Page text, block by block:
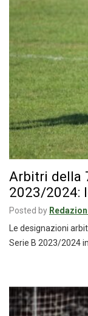
Arbitri della
2023/2024:
Posted by
Le designazioni
Serie B 2023/2024